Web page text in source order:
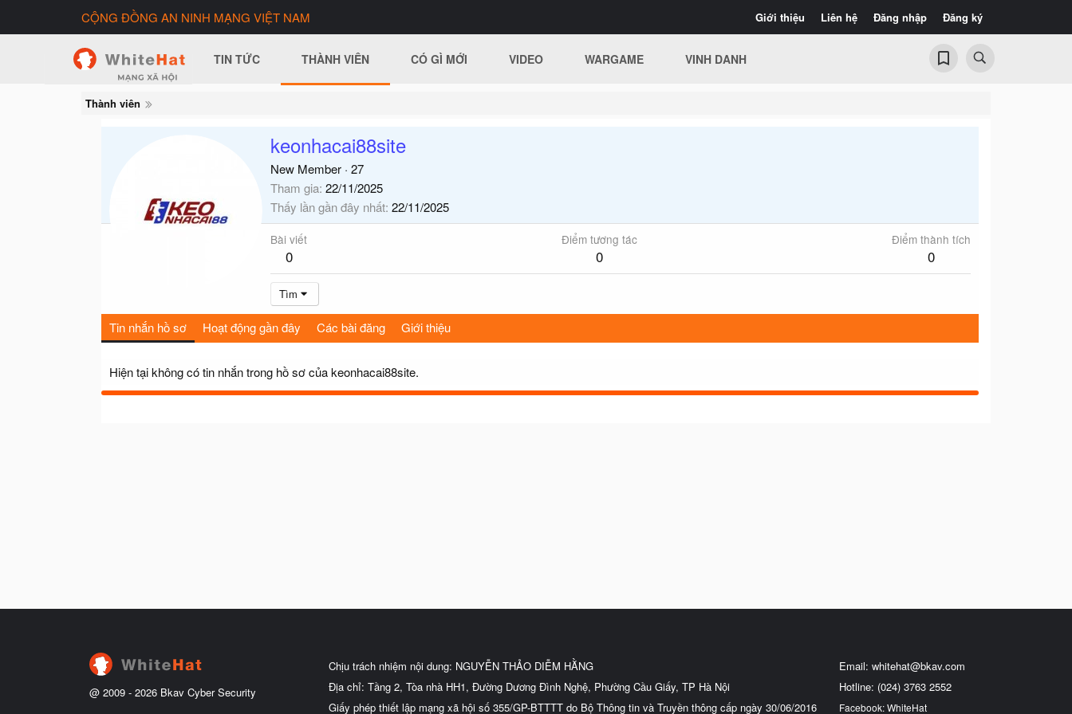
Giới thiệu Liên hệ Đăng nhập Đăng ký
CỘNG ĐỒNG AN NINH MẠNG VIỆT NAM
TIN TỨC THÀNH VIÊN CÓ GÌ MỚI VIDEO WARGAME VINH DANH
Thành viên
keonhacai88site
New Member · 27
Tham gia 22/11/2025
Thấy lần gần đây nhất 22/11/2025
Bài viết
0
Điểm tương tác
0
Điểm thành tích
0
Tìm
Tin nhắn hồ sơ Hoạt động gần đây Các bài đăng Giới thiệu
Hiện tại không có tin nhắn trong hồ sơ của keonhacai88site.
@ 2009 - 2026 Bkav Cyber Security
Chịu trách nhiệm nội dung: NGUYỄN THẢO DIỄM HẰNG
Địa chỉ: Tầng 2, Tòa nhà HH1, Đường Dương Đình Nghệ, Phường Cầu Giấy, TP Hà Nội
Giấy phép thiết lập mạng xã hội số 355/GP-BTTTT do Bộ Thông tin và Truyền thông cấp ngày 30/06/2016
Email: whitehat@bkav.com
Hotline: (024) 3763 2552
Facebook: WhiteHat